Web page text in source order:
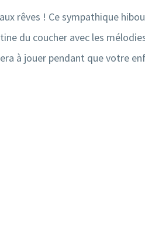
rêves ! Ce sympathique
du coucher avec les
à jouer pendant que votre